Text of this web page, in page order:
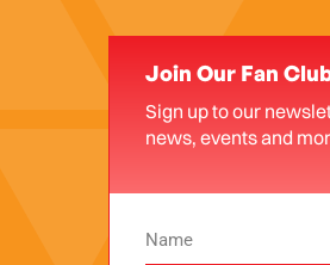
Join Our Fan
Sign up to our
news, events and